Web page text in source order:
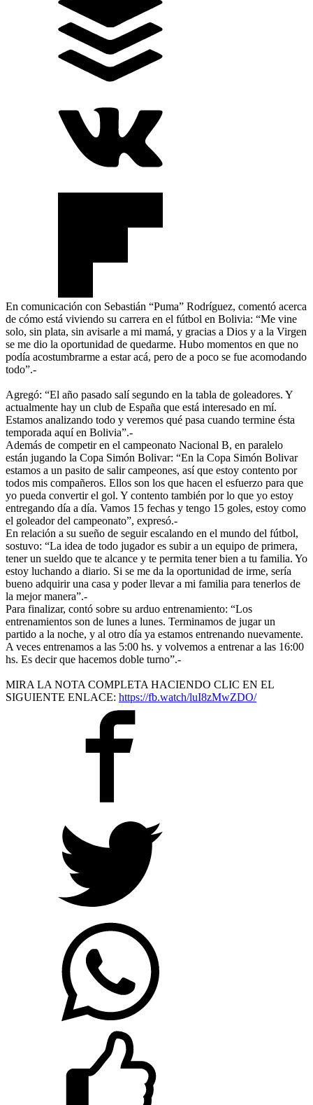
En comunicación con Sebastián “Puma” Rodríguez, comentó acerca
de cómo está viviendo su carrera en el fútbol en Bolivia: “Me vine
solo, sin plata, sin avisarle a mi mamá, y gracias a Dios y a la Virgen
se me dio la oportunidad de quedarme. Hubo momentos en que no
podía acostumbrarme a estar acá, pero de a poco se fue acomodando
todo”.-
Agregó: “El año pasado salí segundo en la tabla de goleadores. Y
actualmente hay un club de España que está interesado en mí.
Estamos analizando todo y veremos qué pasa cuando termine ésta
temporada aquí en Bolivia”.-
Además de competir en el campeonato Nacional B, en paralelo
están jugando la Copa Simón Bolivar: “En la Copa Simón Bolivar
estamos a un pasito de salir campeones, así que estoy contento por
todos mis compañeros. Ellos son los que hacen el esfuerzo para que
yo pueda convertir el gol. Y contento también por lo que yo estoy
entregando día a día. Vamos 15 fechas y tengo 15 goles, estoy como
el goleador del campeonato”, expresó.-
En relación a su sueño de seguir escalando en el mundo del fútbol,
sostuvo: “La idea de todo jugador es subir a un equipo de primera,
tener un sueldo que te alcance y te permita tener bien a tu familia. Yo
estoy luchando a diario. Si se me da la oportunidad de irme, sería
bueno adquirir una casa y poder llevar a mi familia para tenerlos de
la mejor manera”.-
Para finalizar, contó sobre su arduo entrenamiento: “Los
entrenamientos son de lunes a lunes. Terminamos de jugar un
partido a la noche, y al otro día ya estamos entrenando nuevamente.
A veces entrenamos a las 5:00 hs. y volvemos a entrenar a las 16:00
hs. Es decir que hacemos doble turno”.-
MIRA LA NOTA COMPLETA HACIENDO CLIC EN EL
SIGUIENTE ENLACE: https://fb.watch/luI8zMwZDO/